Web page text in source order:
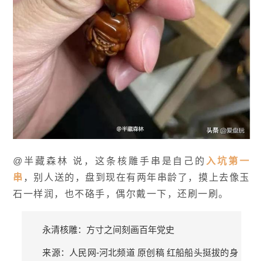
@半藏森林 说，这条核雕手串是自己的 入坑第一
串 ，别人送的，盘到现在有两年串龄了，摸上去像玉
石一样润，也不硌手，偶尔戴一下，还刷一刷。
永清核雕：方寸之间刻画百年党史
来源：人民网-河北频道 原创稿 红船船头挺拔的身